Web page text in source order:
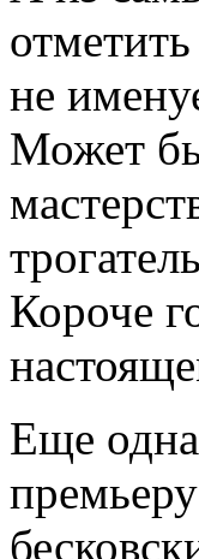
не
Может
Короче
Еще